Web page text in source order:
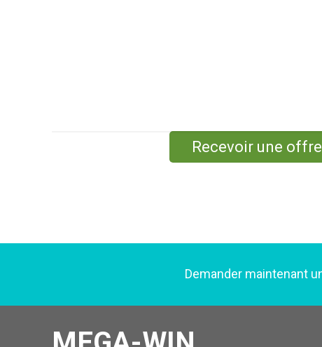
Recevoir une offre
Demander maintenant